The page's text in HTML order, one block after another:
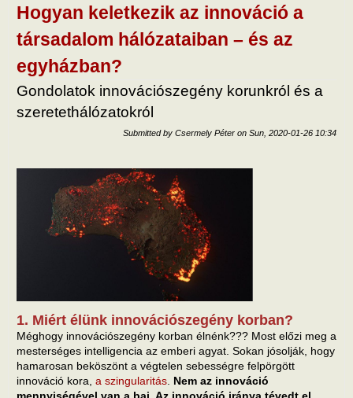
Hogyan keletkezik az innováció a
társadalom hálózataiban – és az
egyházban?
Gondolatok innovációszegény korunkról és a
szeretethálózatokról
Submitted by Csermely Péter on Sun, 2020-01-26 10:34
1. Miért élünk innovációszegény korban?
Méghogy innovációszegény korban élnénk??? Most előzi meg a
mesterséges intelligencia az emberi agyat. Sokan jósolják, hogy
hamarosan beköszönt a végtelen sebességre felpörgött
innováció kora, a szingularitás Nem az innováció